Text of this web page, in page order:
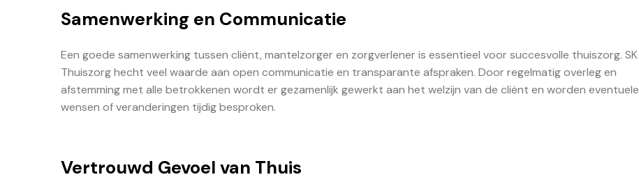
Samenwerking en Communicatie
Een goede samenwerking tussen cliënt, mantelzorger en zorgverlener is essentieel voor succesvolle thuiszorg. SK
Thuiszorg hecht veel waarde aan open communicatie en transparante afspraken. Door regelmatig overleg en
afstemming met alle betrokkenen wordt er gezamenlijk gewerkt aan het welzijn van de cliënt en worden eventuele
wensen of veranderingen tijdig besproken.
Vertrouwd Gevoel van Thuis